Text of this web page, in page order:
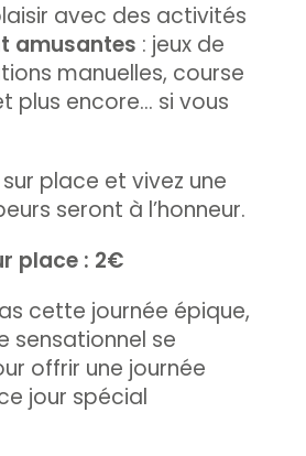
avec des activités
amusantes : jeux de
manuelles, course
plus encore… si vous
place et vivez une
seront à l’honneur.
place : 2€
cette journée épique,
sensationnel se
offrir une journée
jour spécial